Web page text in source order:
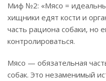
Миф №2: «Мясо =
хищники едят кости и
часть рациона собаки, но
контролироваться.
Мясо — обязательная
собак. Это незаменимый